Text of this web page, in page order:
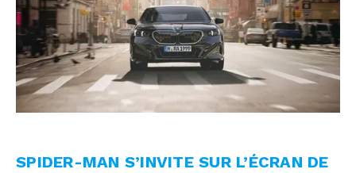
SPIDER-MAN S’INVITE SUR L’ÉCRAN DE